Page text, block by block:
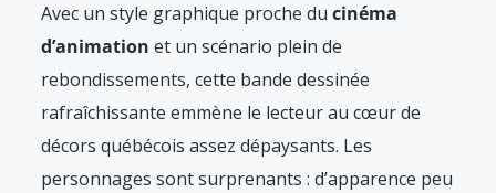
Avec un style graphique proche du cinéma
d’animation et un scénario plein de
rebondissements, cette bande dessinée
rafraîchissante emmène le lecteur au cœur de
décors québécois assez dépaysants. Les
personnages sont surprenants : d’apparence peu